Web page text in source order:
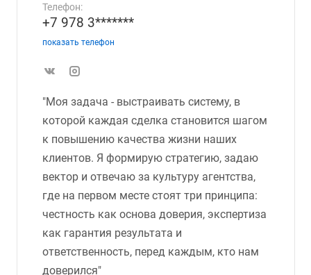
Телефон:
+7 978 3*******
показать телефон
"Моя задача - выстраивать систему, в
которой каждая сделка становится шагом
к повышению качества жизни наших
клиентов. Я формирую стратегию, задаю
вектор и отвечаю за культуру агентства,
где на первом месте стоят три принципа:
честность как основа доверия, экспертиза
как гарантия результата и
ответственность, перед каждым, кто нам
доверился"